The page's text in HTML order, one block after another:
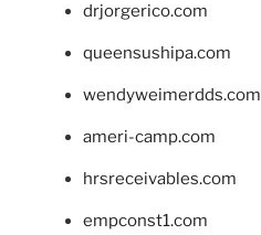
drjorgerico.com
queensushipa.com
wendyweimerdds.com
ameri-camp.com
hrsreceivables.com
empconst1.com